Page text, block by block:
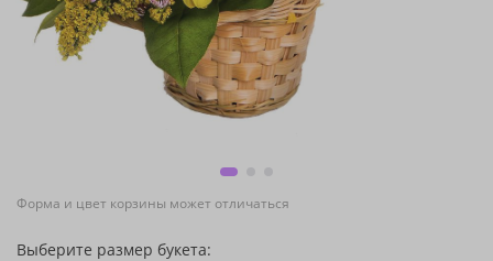
Форма и цвет корзины может отличаться
Выберите размер букета: